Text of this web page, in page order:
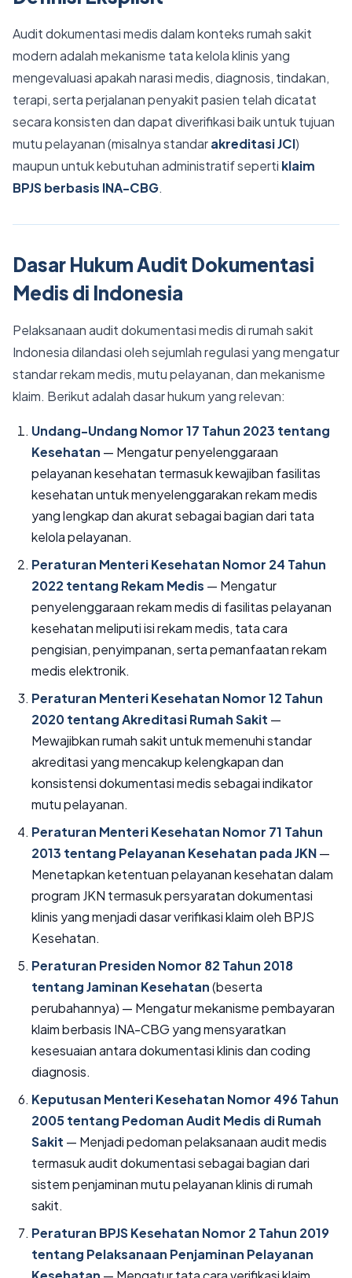
Audit dokumentasi medis dalam konteks rumah sakit
modern adalah mekanisme tata kelola klinis yang
mengevaluasi apakah narasi medis, diagnosis, tindakan,
terapi, serta perjalanan penyakit pasien telah dicatat
secara konsisten dan dapat diverifikasi baik untuk tujuan
mutu pelayanan (misalnya standarakreditasi JCI)
maupun untuk kebutuhan administratif seperti klaim
BPJS berbasis INA-CBG.
Dasar Hukum Audit Dokumentasi
Medis di Indonesia
Pelaksanaan audit dokumentasi medis di rumah sakit
Indonesia dilandasi oleh sejumlah regulasi yang mengatur
standar rekam medis, mutu pelayanan, dan mekanisme
klaim. Berikut adalah dasar hukum yang relevan:
Undang-Undang Nomor 17 Tahun 2023 tentang
Kesehatan — Mengatur penyelenggaraan
pelayanan kesehatan termasuk kewajiban fasilitas
kesehatan untuk menyelenggarakan rekam medis
yang lengkap dan akurat sebagai bagian dari tata
kelola pelayanan.
Peraturan Menteri Kesehatan Nomor 24 Tahun
2022 tentang Rekam Medis — Mengatur
penyelenggaraan rekam medis di fasilitas pelayanan
kesehatan meliputi isi rekam medis, tata cara
pengisian, penyimpanan, serta pemanfaatan rekam
medis elektronik.
Peraturan Menteri Kesehatan Nomor 12 Tahun
2020 tentang Akreditasi Rumah Sakit —
Mewajibkan rumah sakit untuk memenuhi standar
akreditasi yang mencakup kelengkapan dan
konsistensi dokumentasi medis sebagai indikator
mutu pelayanan.
Peraturan Menteri Kesehatan Nomor 71 Tahun
2013 tentang Pelayanan Kesehatan pada JKN—
Menetapkan ketentuan pelayanan kesehatan dalam
program JKN termasuk persyaratan dokumentasi
klinis yang menjadi dasar verifikasi klaim oleh BPJS
Kesehatan.
Peraturan Presiden Nomor 82 Tahun 2018
tentang Jaminan Kesehatan(beserta
perubahannya) — Mengatur mekanisme pembayaran
klaim berbasis INA-CBG yang mensyaratkan
kesesuaian antara dokumentasi klinis dan coding
diagnosis.
Keputusan Menteri Kesehatan Nomor 496 Tahun
2005 tentang Pedoman Audit Medis di Rumah
Sakit — Menjadi pedoman pelaksanaan audit medis
termasuk audit dokumentasi sebagai bagian dari
sistem penjaminan mutu pelayanan klinis di rumah
sakit.
Peraturan BPJS Kesehatan Nomor 2 Tahun 2019
tentang Pelaksanaan Penjaminan Pelayanan